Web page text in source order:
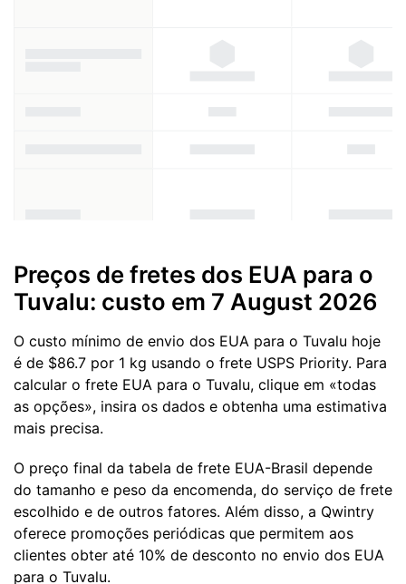
Preços de fretes dos EUA para o
Tuvalu: custo em 7 August 2026
O custo mínimo de envio dos EUA para o Tuvalu hoje
é de $86.7 por 1 kg usando o frete USPS Priority. Para
calcular o frete EUA para o Tuvalu, clique em «todas
as opções», insira os dados e obtenha uma estimativa
mais precisa.
O preço final da tabela de frete EUA-Brasil depende
do tamanho e peso da encomenda, do serviço de frete
escolhido e de outros fatores. Além disso, a Qwintry
oferece promoções periódicas que permitem aos
clientes obter até 10% de desconto no envio dos EUA
para o Tuvalu.